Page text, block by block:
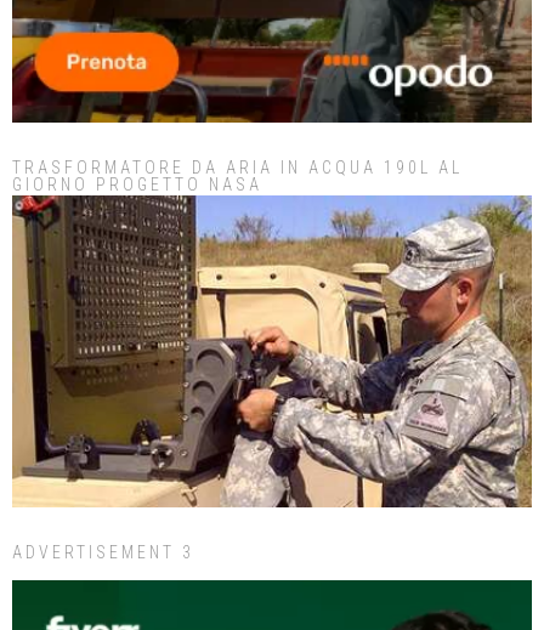
TRASFORMATORE DA ARIA IN ACQUA 190L AL
GIORNO PROGETTO NASA
ADVERTISEMENT 3